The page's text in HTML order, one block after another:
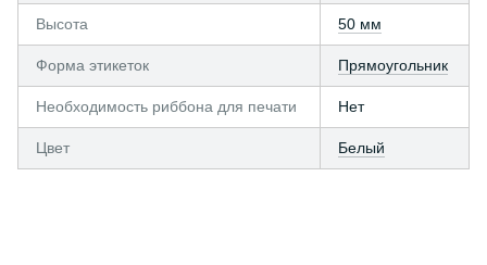
Высота 50 мм
Форма этикеток Прямоугольник
Необходимость риббона для печати Нет
Цвет Белый